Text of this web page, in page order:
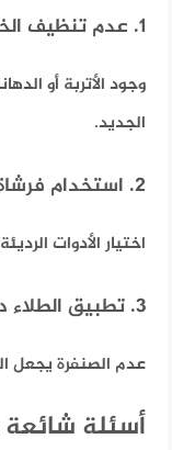
1. عدم تنظيف الخشب جيدًا:
وجود الأتربة أو
الجديد.
2. استخدام فرشاة غير نظيفة:
اختيار الأدوات
3. تطبيق الطلاء دون صنفرة:
عدم الصنفرة يجعل
أسئلة